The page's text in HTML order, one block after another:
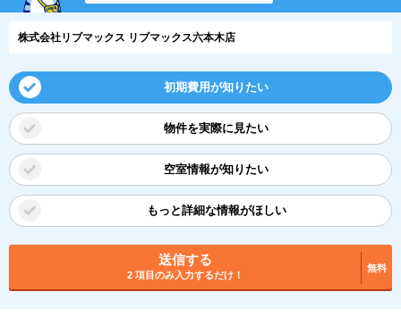
株式会社リブマックス リブマックス六本木店
初期費用が知りたい
物件を実際に見たい
空室情報が知りたい
もっと詳細な情報がほしい
送信する
2 項目のみ入力するだけ！
無料